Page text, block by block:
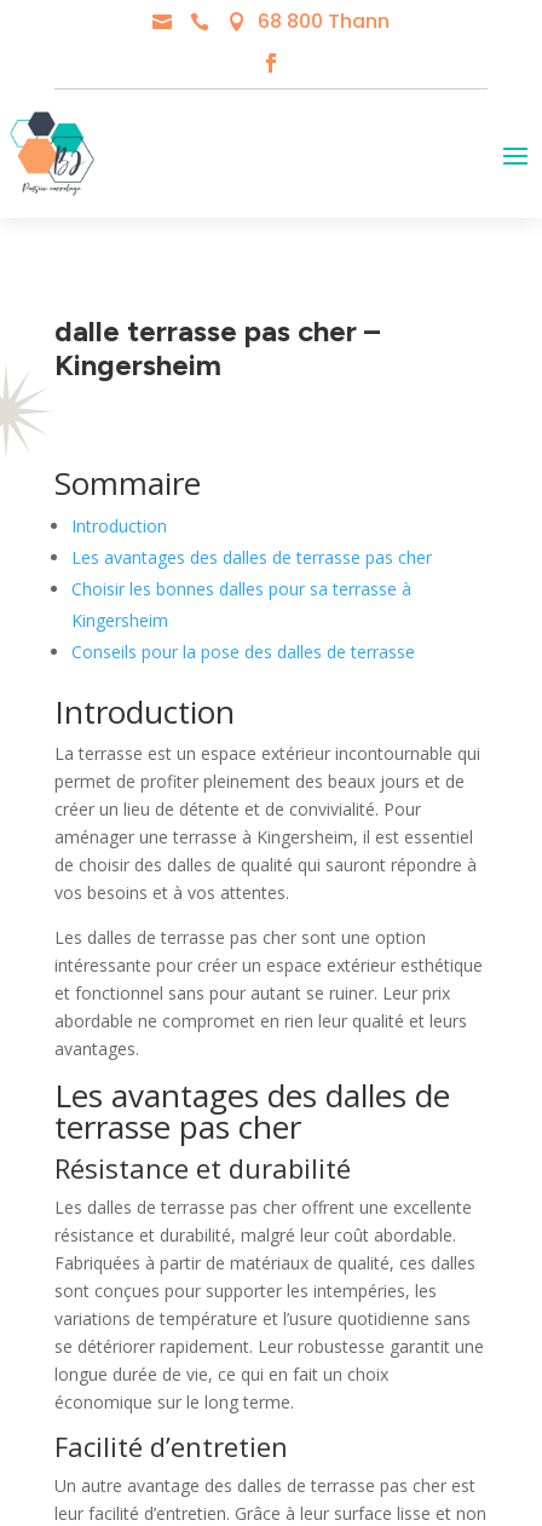
   68 800 Thann
dalle terrasse pas cher –
Kingersheim
Sommaire
Introduction
Les avantages des dalles de terrasse pas cher
Choisir les bonnes dalles pour sa terrasse à
Kingersheim
Conseils pour la pose des dalles de terrasse
Introduction
La terrasse est un espace extérieur incontournable qui
permet de profiter pleinement des beaux jours et de
créer un lieu de détente et de convivialité. Pour
aménager une terrasse à Kingersheim, il est essentiel
de choisir des dalles de qualité qui sauront répondre à
vos besoins et à vos attentes.
Les dalles de terrasse pas cher sont une option
intéressante pour créer un espace extérieur esthétique
et fonctionnel sans pour autant se ruiner. Leur prix
abordable ne compromet en rien leur qualité et leurs
avantages.
Les avantages des dalles de
terrasse pas cher
Résistance et durabilité
Les dalles de terrasse pas cher offrent une excellente
résistance et durabilité, malgré leur coût abordable.
Fabriquées à partir de matériaux de qualité, ces dalles
sont conçues pour supporter les intempéries, les
variations de température et l’usure quotidienne sans
se détériorer rapidement. Leur robustesse garantit une
longue durée de vie, ce qui en fait un choix
économique sur le long terme.
Facilité d’entretien
Un autre avantage des dalles de terrasse pas cher est
leur facilité d’entretien. Grâce à leur surface lisse et non